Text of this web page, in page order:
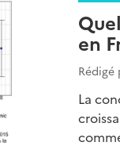
en
Rédigé
La